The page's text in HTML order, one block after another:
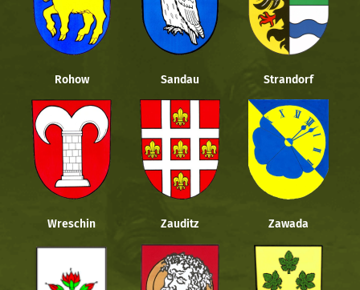
Rohow Sandau Strandorf
Wreschin Zauditz Zawada